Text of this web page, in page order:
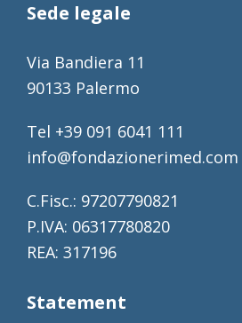
Sede legale
Via Bandiera 11
90133 Palermo
Tel +39 091 6041 111
info@fondazionerimed.com
C.Fisc.: 97207790821
P.IVA: 06317780820
REA: 317196
Statement